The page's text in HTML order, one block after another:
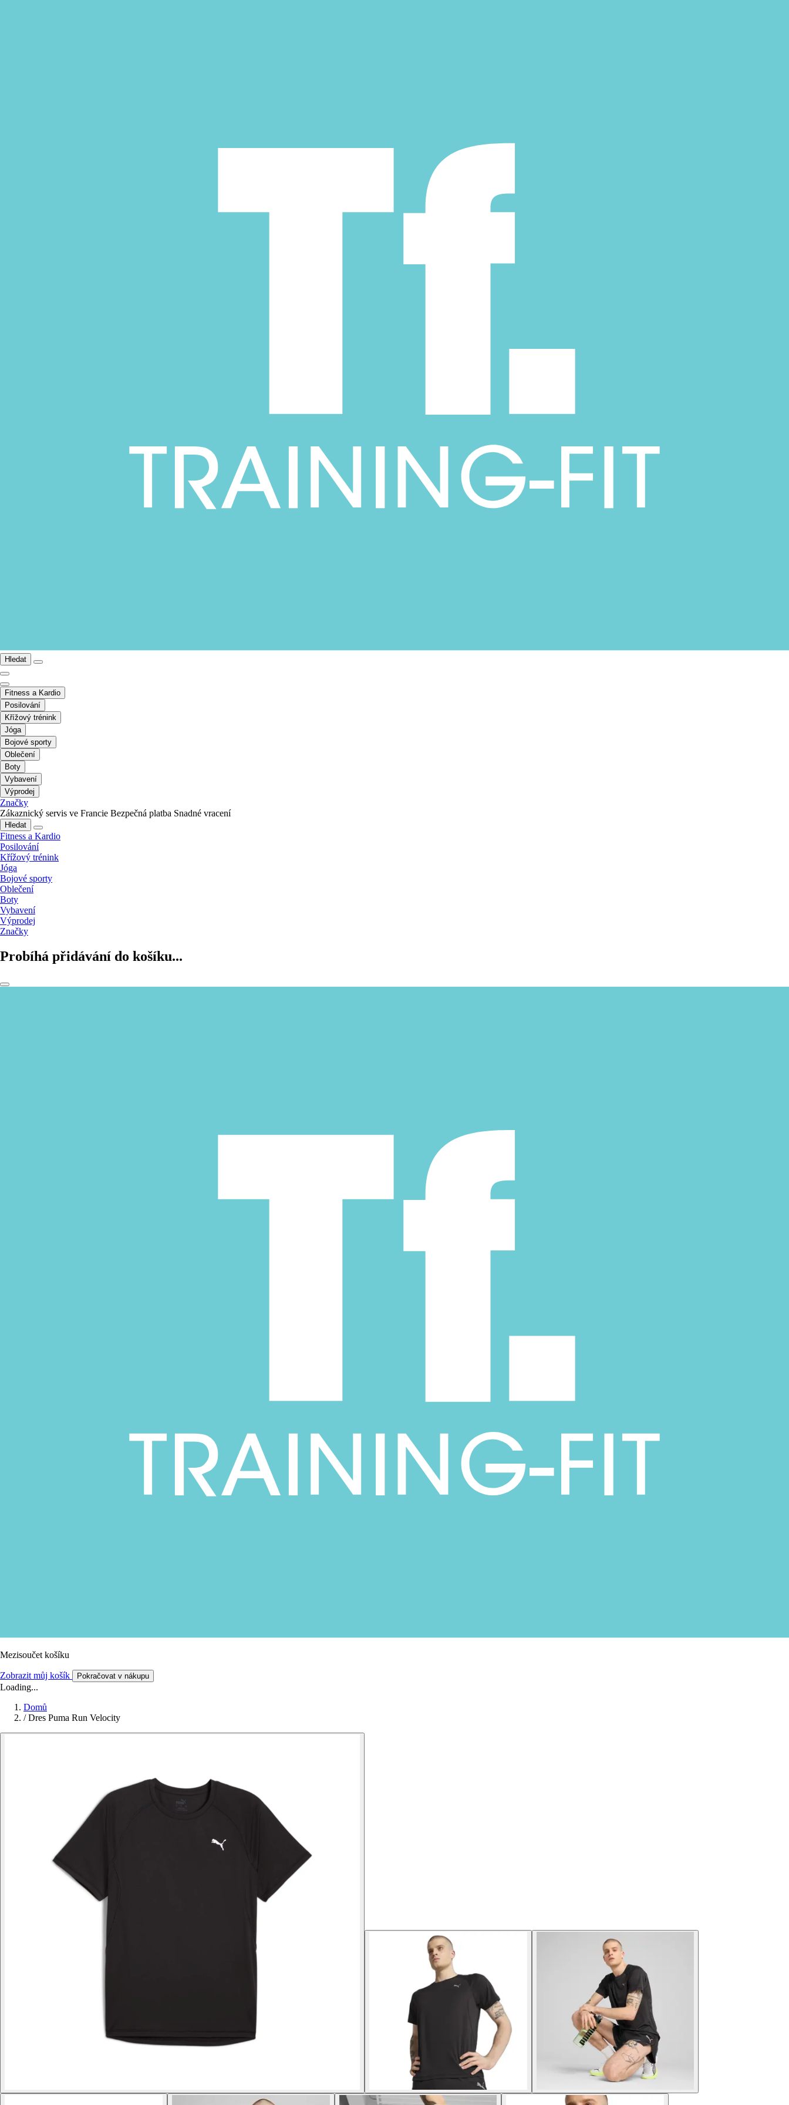
Hledat
Fitness a Kardio
Posilování
Křížový trénink
Jóga
Bojové sporty
Oblečení
Boty
Vybavení
Výprodej
Značky
Zákaznický servis ve Francie Bezpečná platba Snadné vracení
Hledat
Fitness a Kardio
Posilování
Křížový trénink
Jóga
Bojové sporty
Oblečení
Boty
Vybavení
Výprodej
Značky
Probíhá přidávání do košíku...
Mezisoučet košíku
Zobrazit můj košík Pokračovat v nákupu
Loading...
Domů
/ Dres Puma Run Velocity